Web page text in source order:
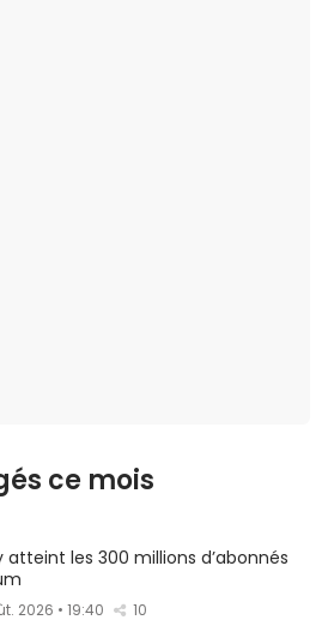
ce mois
atteint les 300 millions d’abonnés
2026 • 19:40 10